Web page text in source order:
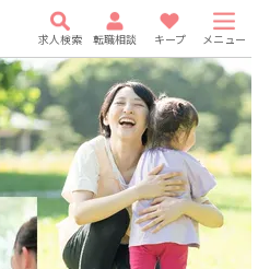
求人検索 転職相談 キープ メニュー